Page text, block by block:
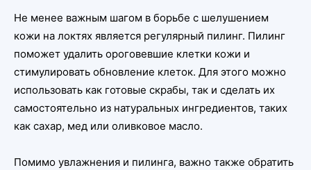
Не менее важным шагом в борьбе с шелушением
кожи на локтях является регулярный пилинг. Пилинг
поможет удалить ороговевшие клетки кожи и
стимулировать обновление клеток. Для этого можно
использовать как готовые скрабы, так и сделать их
самостоятельно из натуральных ингредиентов, таких
как сахар, мед или оливковое масло.
Помимо увлажнения и пилинга, важно также обратить